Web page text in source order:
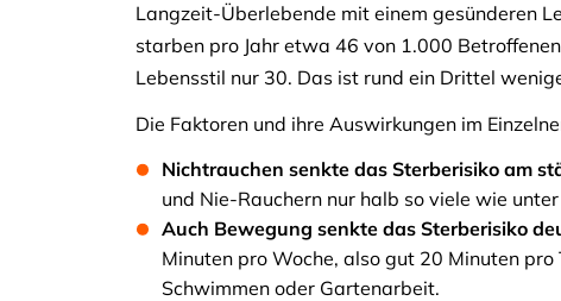
Langzeit-Überlebende mit einem gesünderen
starben pro Jahr etwa 46 von 1.000
Lebensstil nur 30. Das ist rund ein Drittel
Die Faktoren und ihre Auswirkungen im
Nichtrauchen senkte das Sterberisiko am
und Nie-Rauchern nur halb so viele wie
Auch Bewegung senkte das Sterberisiko
Minuten pro Woche, also gut 20 Minuten
Schwimmen oder Gartenarbeit.